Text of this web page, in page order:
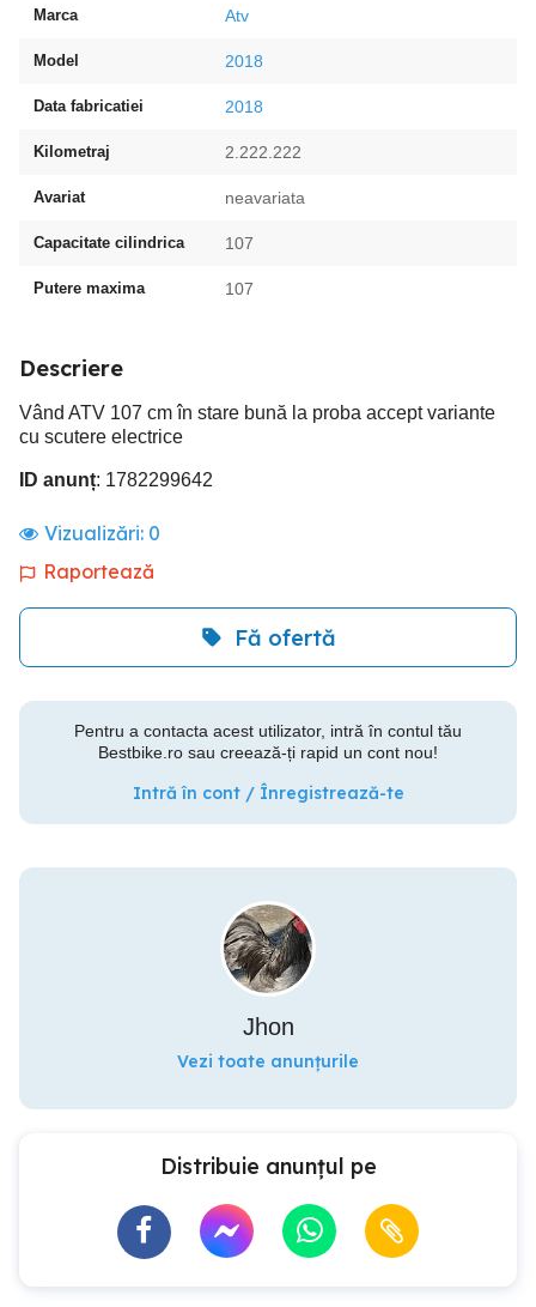
Marca Atv
Model 2018
Data fabricatiei 2018
Kilometraj 2.222.222
Avariat neavariata
Capacitate cilindrica 107
Putere maxima 107
Descriere
Vând ATV 107 cm în stare bună la proba accept variante
cu scutere electrice
ID anunț: 1782299642
Vizualizări: 0
Raportează
Fă ofertă
Pentru a contacta acest utilizator, intră în contul tău
Bestbike.ro sau creează-ți rapid un cont nou!
Intră în cont / Înregistrează-te
Jhon
Vezi toate anunțurile
Distribuie anunțul pe